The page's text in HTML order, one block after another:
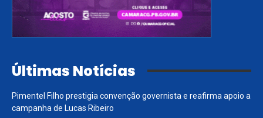
Últimas Notícias
Pimentel Filho prestigia convenção governista e reafirma apoio a
campanha de Lucas Ribeiro